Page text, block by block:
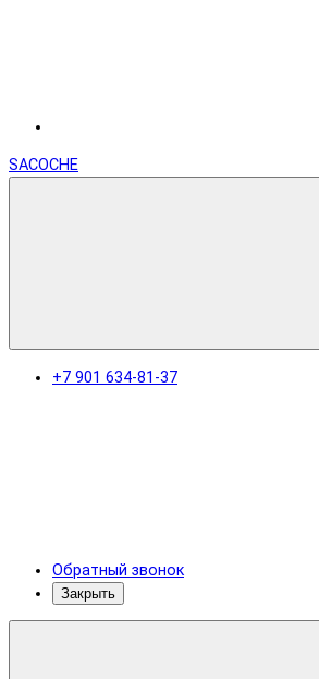
SACOCHE
+7 901 634-81-37
Обратный звонок
Закрыть